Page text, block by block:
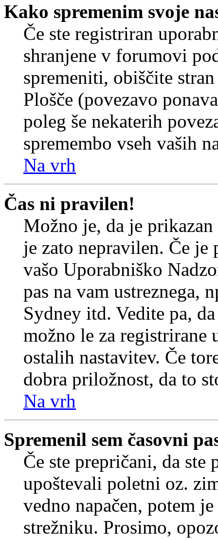
Kako spremenim svoje
Če ste registriran
shranjene v forumovi
spremeniti, obiščite
Plošče (povezavo
poleg še nekaterih
spremembo vseh vaših
Na vrh
Čas ni pravilen!
Možno je, da je prikazan
je zato nepravilen. Če
vašo Uporabniško
pas na vam ustreznega,
Sydney itd. Vedite pa,
možno le za registrirane
ostalih nastavitev. Če
dobra priložnost, da to
Na vrh
Spremenil sem časovni
Če ste prepričani, da
upoštevali poletni oz.
vedno napačen, potem
strežniku. Prosimo,